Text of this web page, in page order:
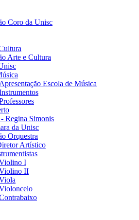
Coro da Unisc
Arte e Cultura
Escola de Música
Regina Simonis
da Unisc
Orquestra
Artístico
I
II